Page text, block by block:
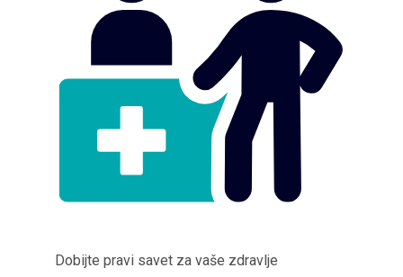
Dobijte pravi savet za vaše zdravlje